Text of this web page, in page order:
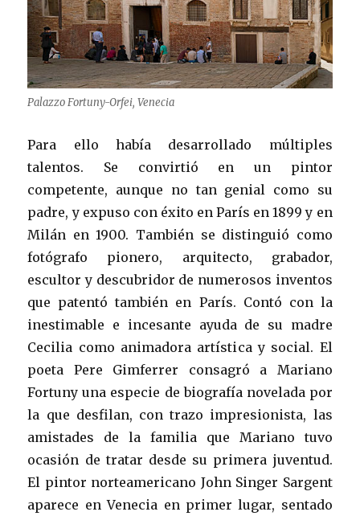
Palazzo Fortuny-Orfei, Venecia
Para ello había desarrollado múltiples
talentos. Se convirtió en un pintor
competente, aunque no tan genial como su
padre, y expuso con éxito en París en 1899 y en
Milán en 1900. También se distinguió como
fotógrafo pionero, arquitecto, grabador,
escultor y descubridor de numerosos inventos
que patentó también en París. Contó con la
inestimable e incesante ayuda de su madre
Cecilia como animadora artística y social. El
poeta Pere Gimferrer consagró a Mariano
Fortuny una especie de biografía novelada por
la que desfilan, con trazo impresionista, las
amistades de la familia que Mariano tuvo
ocasión de tratar desde su primera juventud.
El pintor norteamericano John Singer Sargent
aparece en Venecia en primer lugar, sentado